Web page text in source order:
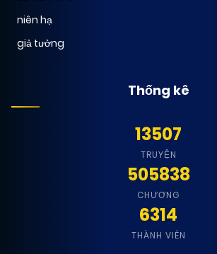
niên hạ
giả tưởng
Thống kê
13507
TRUYỆN
505838
CHƯƠNG
6314
THÀNH VIÊN